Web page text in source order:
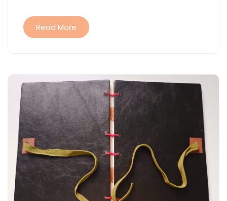
Read More